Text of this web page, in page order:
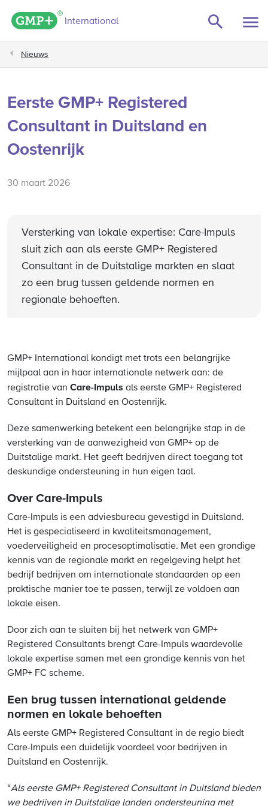
GMP+ logo
International
Nieuws
Eerste GMP+ Registered
Consultant in Duitsland en
Oostenrijk
30 maart 2026
Versterking van lokale expertise: Care-Impuls
sluit zich aan als eerste GMP+ Registered
Consultant in de Duitstalige markten en slaat
zo een brug tussen geldende normen en
regionale behoeften.
GMP+ International kondigt met trots een belangrijke
mijlpaal aan in haar internationale netwerk aan: de
registratie van Care-Impuls als eerste GMP+ Registered
Consultant in Duitsland en Oostenrijk.
Deze samenwerking betekent een belangrijke stap in de
versterking van de aanwezigheid van GMP+ op de
Duitstalige markt. Het geeft bedrijven direct toegang tot
deskundige ondersteuning in hun eigen taal.
Over Care-Impuls
Care-Impuls is een adviesbureau gevestigd in Duitsland.
Het is gespecialiseerd in kwaliteitsmanagement,
voederveiligheid en procesoptimalisatie. Met een grondige
kennis van de regionale markt en regelgeving helpt het
bedrijf bedrijven om internationale standaarden op een
praktische manier toe te passen, terwijl ze voldoen aan
lokale eisen.
Door zich aan te sluiten bij het netwerk van GMP+
Registered Consultants brengt Care-Impuls waardevolle
lokale expertise samen met een grondige kennis van het
GMP+ FC scheme.
Een brug tussen international geldende
normen en lokale behoeften
Als eerste GMP+ Registered Consultant in de regio biedt
Care-Impuls een duidelijk voordeel voor bedrijven in
Duitsland en Oostenrijk.
“Als eerste GMP+ Registered Consultant in Duitsland bieden
we bedrijven in Duitstalige landen ondersteuning met